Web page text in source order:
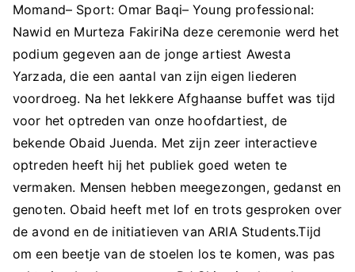
Momand– Sport: Omar Baqi– Young professional:
Nawid en Murteza FakiriNa deze ceremonie werd het
podium gegeven aan de jonge artiest Awesta
Yarzada, die een aantal van zijn eigen liederen
voordroeg. Na het lekkere Afghaanse buffet was tijd
voor het optreden van onze hoofdartiest, de
bekende Obaid Juenda. Met zijn zeer interactieve
optreden heeft hij het publiek goed weten te
vermaken. Mensen hebben meegezongen, gedanst en
genoten. Obaid heeft met lof en trots gesproken over
de avond en de initiatieven van ARIA Students.Tijd
om een beetje van de stoelen los te komen, was pas